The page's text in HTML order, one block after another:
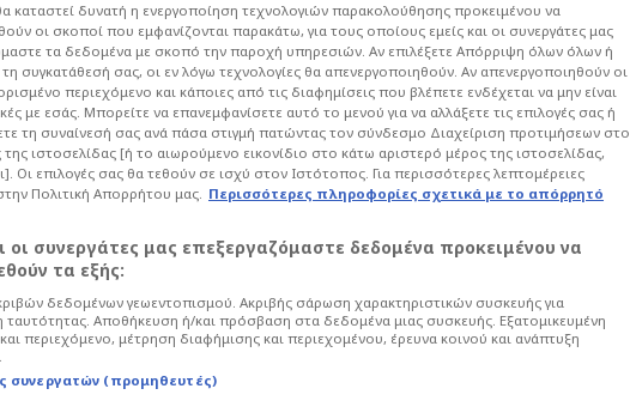
Ρεμπρόφ και
με
προπονητές για τον πάγκο του
σοβαρά και ποια ταιριάζουν.
καταστεί δυνατή η ενεργοποίηση τεχνολογιών παρακολούθησης προκειμένου να
οι σκοποί που εμφανίζονται παρακάτω, για τους οποίους εμείς και οι συνεργάτες μας
τα δεδομένα με σκοπό την παροχή υπηρεσιών. Αν επιλέξετε Απόρριψη όλων όλων ή
συγκατάθεσή σας, οι εν λόγω τεχνολογίες θα απενεργοποιηθούν. Αν απενεργοποιηθούν οι
περιεχόμενο και κάποιες από τις διαφημίσεις που βλέπετε ενδέχεται να μην είναι
με εσάς. Μπορείτε να επανεμφανίσετε αυτό το μενού για να αλλάξετε τις επιλογές σας ή
τη συναίνεσή σας ανά πάσα στιγμή πατώντας τον σύνδεσμο Διαχείριση προτιμήσεων στο
ιστοσελίδας [ή το αιωρούμενο εικονίδιο στο κάτω αριστερό μέρος της ιστοσελίδας,
Οι επιλογές σας θα τεθούν σε ισχύ στον Ιστότοπος. Για περισσότερες λεπτομέρειες
Πολιτική Απορρήτου μας. Περισσότερες πληροφορίες σχετικά με το απόρρητό
οι συνεργάτες μας επεξεργαζόμαστε δεδομένα προκειμένου να
τα εξής:
δεδομένων γεωεντοπισμού. Ακριβής σάρωση χαρακτηριστικών συσκευής για
ταυτότητας. Αποθήκευση ή/και πρόσβαση στα δεδομένα μιας συσκευής. Εξατομικευμένη
περιεχόμενο, μέτρηση διαφήμισης και περιεχομένου, έρευνα κοινού και ανάπτυξη
συνεργατών (προμηθευτές)